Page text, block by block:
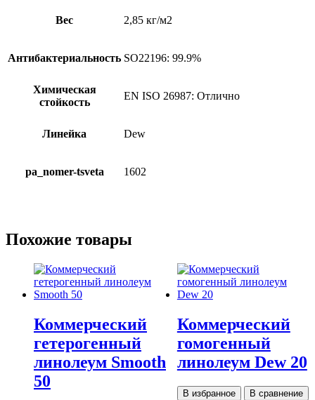
Вес 2,85 кг/м2
Антибактериальность SO22196: 99.9%
Химическая
стойкость
EN ISO 26987: Отлично
Линейка Dew
pa_nomer-tsveta 1602
Похожие товары
Коммерческий
гетерогенный
линолеум Smooth
50
Коммерческий
гомогенный
линолеум Dew 20
В избранное В сравнение